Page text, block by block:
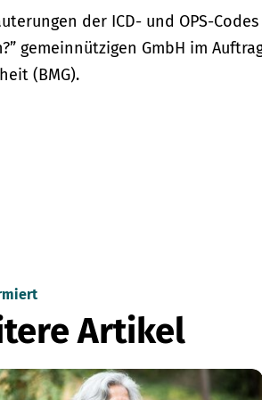
der ICD- und OPS-
gemeinnützigen GmbH im
(BMG).
Artikel